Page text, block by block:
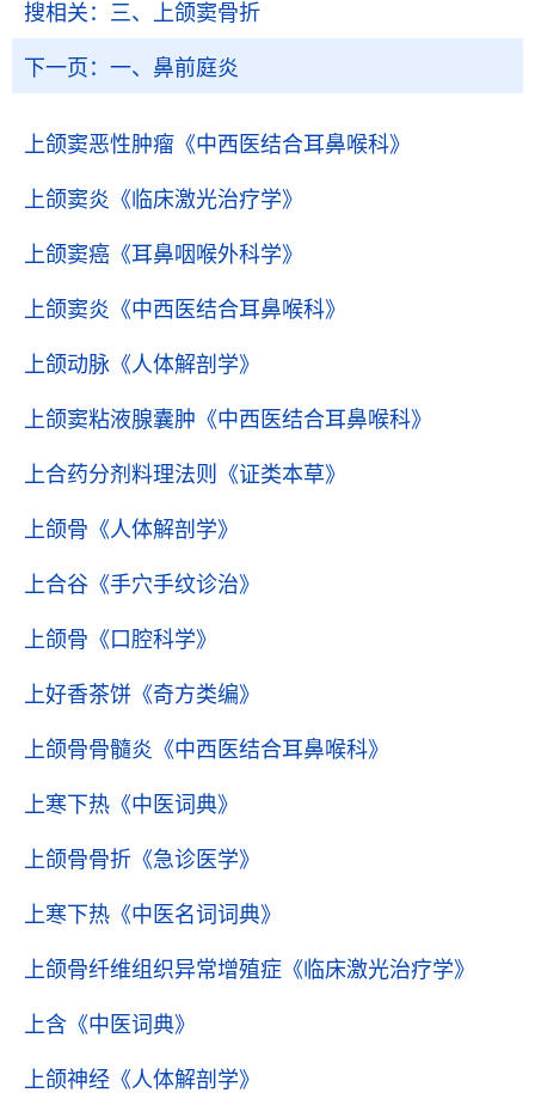
搜相关： 三、上颌窦骨折
下一页： 一、鼻前庭炎
上颌窦恶性肿瘤 《中西医结合耳鼻喉科》
上颌窦炎 《临床激光治疗学》
上颌窦癌 《耳鼻咽喉外科学》
上颌窦炎 《中西医结合耳鼻喉科》
上颌动脉 《人体解剖学》
上颌窦粘液腺囊肿 《中西医结合耳鼻喉科》
上合药分剂料理法则 《证类本草》
上颌骨 《人体解剖学》
上合谷 《手穴手纹诊治》
上颌骨 《口腔科学》
上好香茶饼 《奇方类编》
上颌骨骨髓炎 《中西医结合耳鼻喉科》
上寒下热 《中医词典》
上颌骨骨折 《急诊医学》
上寒下热 《中医名词词典》
上颌骨纤维组织异常增殖症 《临床激光治疗学》
上含 《中医词典》
上颌神经 《人体解剖学》